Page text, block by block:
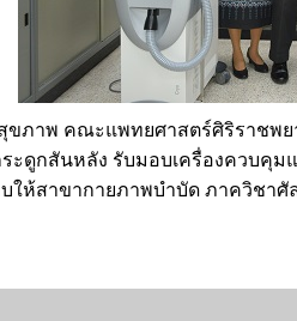
ภาพ คณะแพทยศาสตร์ศิริราชพ
ะดูกสันหลัง รับมอบเครื่องควบคุม
ให้สาขากายภาพบำบัด ภาควิชาศั